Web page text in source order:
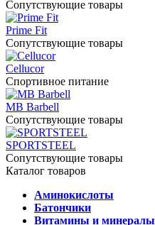
Сопутствующие товары
Prime Fit
Сопутствующие товары
Cellucor
Спортивное питание
MB Barbell
Сопутствующие товары
SPORTSTEEL
Сопутствующие товары
Каталог товаров
Аминокислоты
Батончики
Витамины и минералы